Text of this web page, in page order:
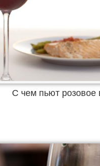
С чем пьют розовое